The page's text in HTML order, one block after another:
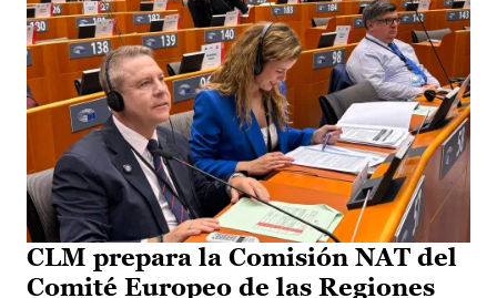
CLM prepara la Comisión NAT del
Comité Europeo de las Regiones